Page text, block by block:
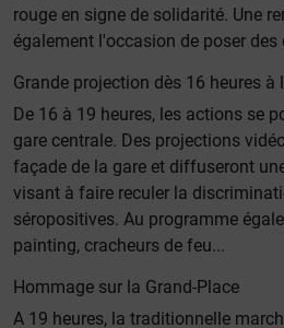
rouge en signe de solidarité. Une
également l'occasion de poser des
Grande projection dès 16 heures à
De 16 à 19 heures, les actions se
gare centrale. Des projections
façade de la gare et diffuseront
visant à faire reculer la
séropositives. Au programme
painting, cracheurs de feu...
Hommage sur la Grand-Place
A 19 heures, la traditionnelle